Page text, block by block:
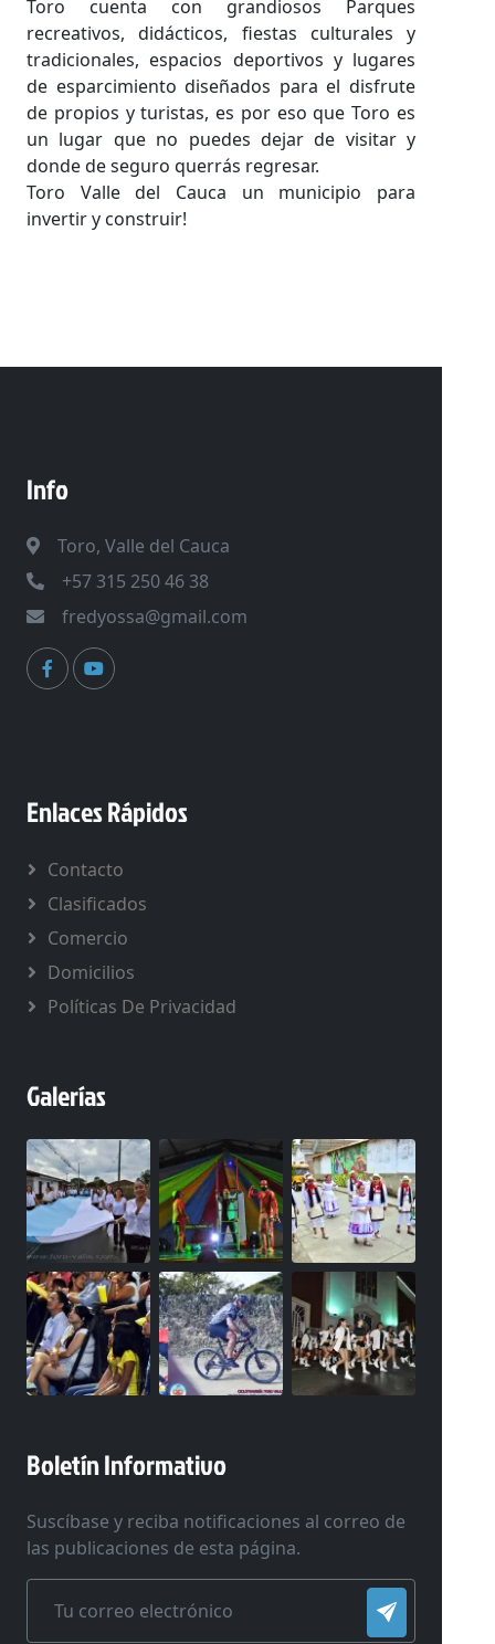
Toro cuenta con grandiosos Parques
recreativos, didácticos, fiestas culturales y
tradicionales, espacios deportivos y lugares
de esparcimiento diseñados para el disfrute
de propios y turistas, es por eso que Toro es
un lugar que no puedes dejar de visitar y
donde de seguro querrás regresar.
Toro Valle del Cauca un municipio para
invertir y construir!
Info
Toro, Valle del Cauca
+57 315 250 46 38
fredyossa@gmail.com
Enlaces Rápidos
Contacto
Clasificados
Comercio
Domicilios
Políticas De Privacidad
Galerías
Boletín Informativo
Suscíbase y reciba notificaciones al correo de
las publicaciones de esta página.